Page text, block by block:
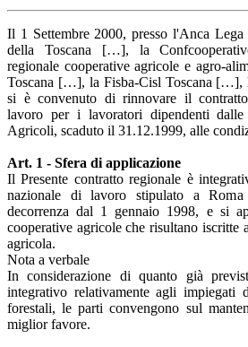
Il 1 Settembre 2000, presso l'Anca
della Toscana […], la
regionale cooperative agricole e agro-
Toscana […], la Fisba-Cisl Toscana
si è convenuto di rinnovare il
lavoro per i lavoratori dipendenti dalle
Agricoli, scaduto il 31.12.1999, alle
Art. 1 - Sfera di applicazione
Il Presente contratto regionale è
nazionale di lavoro stipulato a
decorrenza dal 1 gennaio 1998, e si
cooperative agricole che risultano iscritte
agricola.
Nota a verbale
In considerazione di quanto già
integrativo relativamente agli impiegati
forestali, le parti convengono sul
miglior favore.